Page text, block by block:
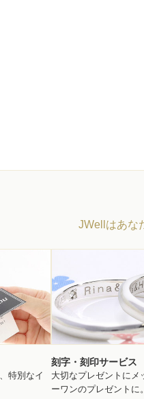
JWellはあな
特別なイ
刻字・刻印サービス
大切なプレゼントにメ
ーワンのプレゼントに。